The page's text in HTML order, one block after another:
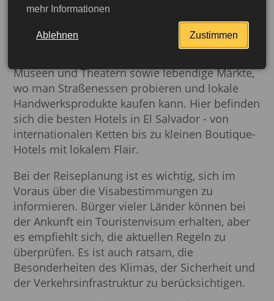
San Salvador, die Hauptstadt El Salvadors,
ist ein wichtiges Geschäfts- und
Kulturzentrum
. In der Stadt stehen moderne
Museen und Theatern sowie lebendige Märkte,
wo man Straßenessen probieren und lokale
Handwerksprodukte kaufen kann. Hier befinden
sich die besten Hotels in El Salvador - von
internationalen Ketten bis zu kleinen Boutique-
Hotels mit lokalem Flair.
Bei der Reiseplanung ist es wichtig, sich im
Voraus über die Visabestimmungen zu
informieren. Bürger vieler Länder können bei
der Ankunft ein Touristenvisum erhalten, aber
es empfiehlt sich, die aktuellen Regeln zu
überprüfen. Es ist auch ratsam, die
Besonderheiten des Klimas, der Sicherheit und
der Verkehrsinfrastruktur zu berücksichtigen.
mehr Informationen
Ablehnen Zustimmen